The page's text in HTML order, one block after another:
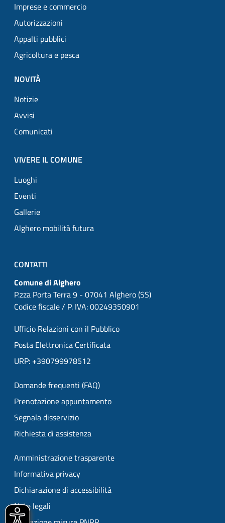
Imprese e commercio
Autorizzazioni
Appalti pubblici
Agricoltura e pesca
NOVITÀ
Notizie
Avvisi
Comunicati
VIVERE IL COMUNE
Luoghi
Eventi
Gallerie
Alghero mobilità futura
CONTATTI
Comune di Alghero
P.zza Porta Terra 9 - 07041 Alghero (SS)
Codice fiscale / P. IVA: 00249350901
Ufficio Relazioni con il Pubblico
Posta Elettronica Certificata
URP: +390799978512
Domande frequenti (FAQ)
Prenotazione appuntamento
Segnala disservizio
Richiesta di assistenza
Amministrazione trasparente
Informativa privacy
Dichiarazione di accessibilità
Note legali